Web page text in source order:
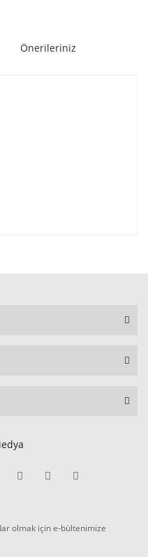
Önerileriniz
olmak için e-bültenimize